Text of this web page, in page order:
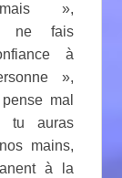
»,
ne fais
à
»,
mal
tu auras
mains,
à la